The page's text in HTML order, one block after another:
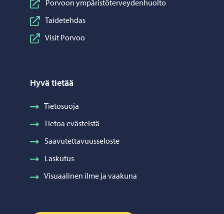
Porvoon ympäristöterveydenhuolto
Taidetehdas
Visit Porvoo
Hyvä tietää
Tietosuoja
Tietoa evästeistä
Saavutettavuusseloste
Laskutus
Visuaalinen ilme ja vaakuna